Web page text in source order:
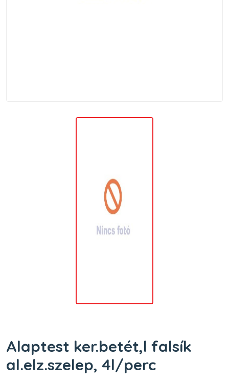
Alaptest ker.betét,l falsík
al.elz.szelep, 4l/perc